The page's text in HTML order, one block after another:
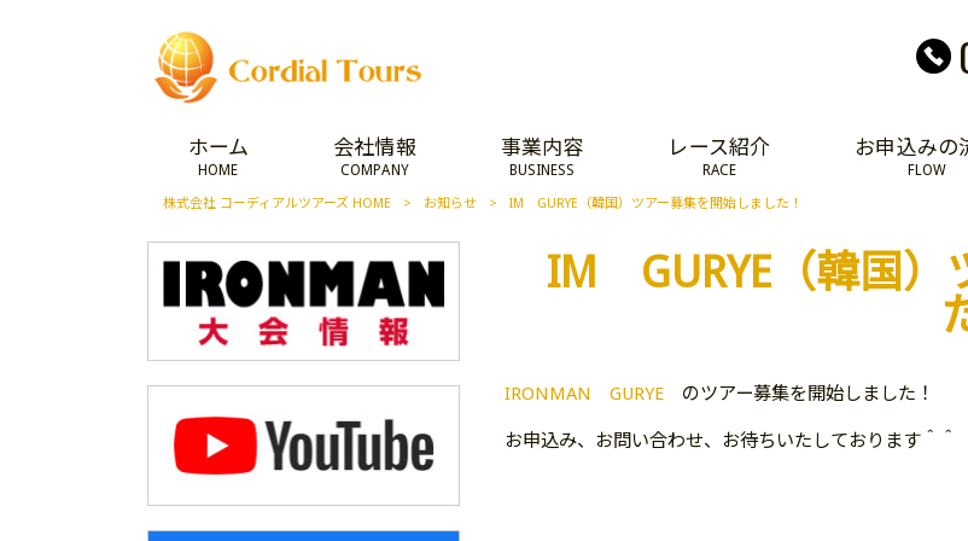
ホーム
HOME
会社情報
COMPANY
事業内容
BUSINESS
レース紹介
RACE
お申込みの
FLOW
株式会社 コーディアルツアーズ HOME > お知らせ > IM GURYE（韓国）ツアー募集を開始しました！
IM GURYE（韓国）
IRONMAN GURYE のツアー募集を開始しました！
お申込み、お問い合わせ、お待ちいたしております＾＾